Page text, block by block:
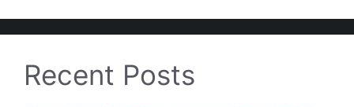
Recent Posts